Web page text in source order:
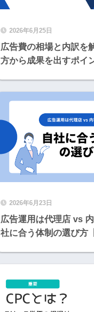
2026年6月25日
広告費の相場と内訳を
方から成果を出すポイ
2026年6月23日
広告運用は代理店 vs
社に合う体制の選び方